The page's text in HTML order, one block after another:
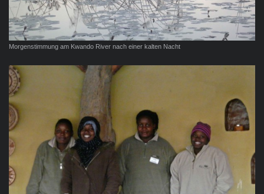
Morgenstimmung am Kwando River nach einer kalten Nacht